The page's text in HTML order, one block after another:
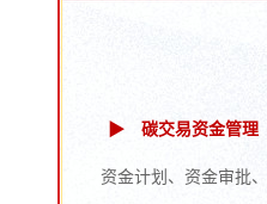
▶
碳交易资金管理
资金计划、 资金审批、